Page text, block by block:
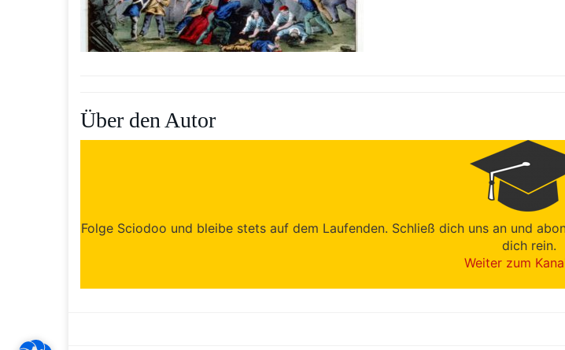
Über den Autor
Folge Sciodoo und bleibe stets auf dem Laufenden. Schließ dich uns an und
dich rein.
Weiter zum